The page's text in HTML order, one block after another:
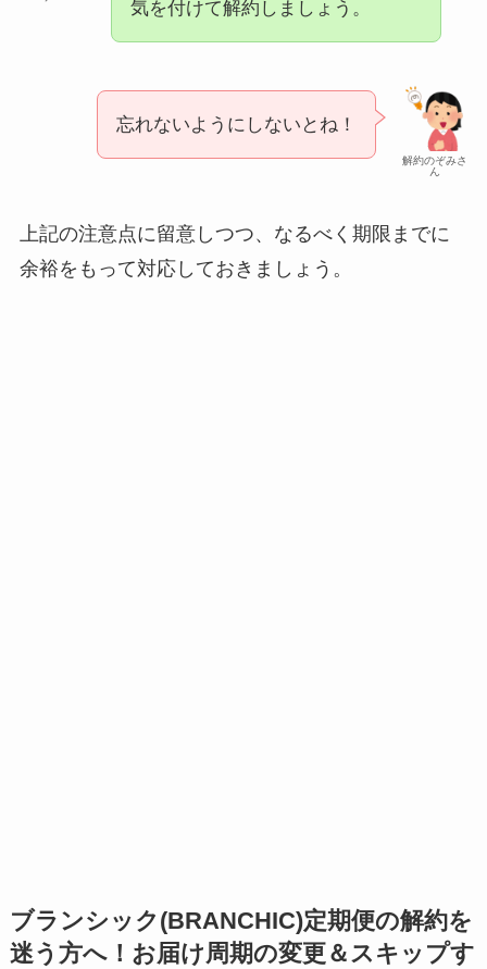
気を付けて解約しましょう。
解約のぞみさ
ん
忘れないようにしないとね！
上記の注意点に留意しつつ、なるべく期限までに
余裕をもって対応しておきましょう。
ブランシック(BRANCHIC)定期便の解約を
迷う方へ！ お届け周期の変更＆スキップす